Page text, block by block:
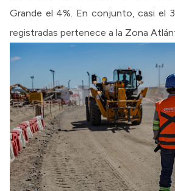
Grande el 4%. En conjunto, casi el
registradas pertenece a la Zona